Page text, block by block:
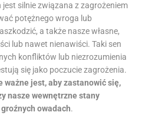
silnie związana z zagrożeniem
potężnego wroga lub
a także nasze własne,
lub nawet nienawiści. Taki sen
konfliktów lub niezrozumienia
się jako poczucie zagrożenia.
ważne jest, aby zastanowić się,
nasze wewnętrzne stany
owadach.